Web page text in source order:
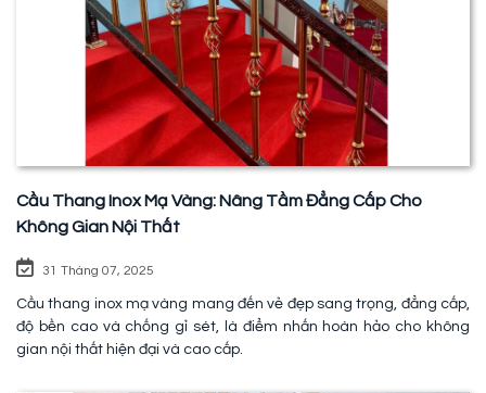
Cầu Thang Inox Mạ Vàng: Nâng Tầm Đẳng Cấp Cho
Không Gian Nội Thất
31 Tháng 07, 2025
Cầu thang inox mạ vàng mang đến vẻ đẹp sang trọng, đẳng cấp,
độ bền cao và chống gỉ sét, là điểm nhấn hoàn hảo cho không
gian nội thất hiện đại và cao cấp.